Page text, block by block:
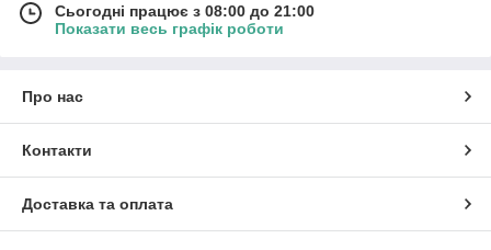
Сьогодні працює з 08:00 до 21:00
Показати весь графік роботи
Про нас
Контакти
Доставка та оплата